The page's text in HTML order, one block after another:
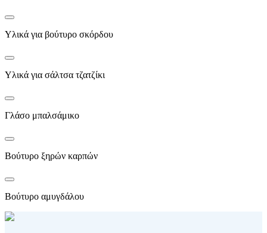
Υλικά για βούτυρο σκόρδου
Υλικά για σάλτσα τζατζίκι
Γλάσο μπαλσάμικο
Βούτυρο ξηρών καρπών
Βούτυρο αμυγδάλου